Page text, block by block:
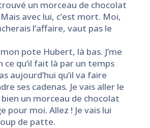
un morceau de chocolat
avec lui, c’est mort. Moi,
l’affaire, vaut pas le
pote Hubert, là bas. J’me
ce qu’il fait là par un temps
aujourd’hui qu’il va faire
ses cadenas. Je vais aller le
un morceau de chocolat
pour moi. Allez ! Je vais lui
de patte.